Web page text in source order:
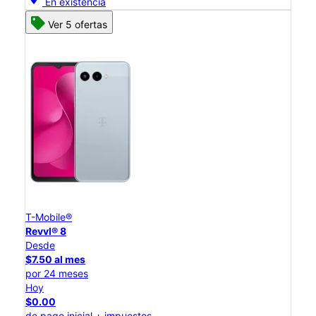
Ver 5 ofertas
T-Mobile®
Revvl® 8
Desde
$7.50 al mes
por 24 meses
Hoy
$0.00